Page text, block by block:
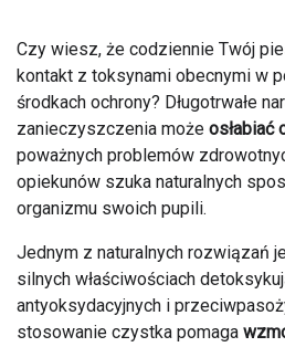
Czy wiesz, że codziennie Twój
kontakt z toksynami obecnymi w
środkach ochrony? Długotrwałe
zanieczyszczenia może osłabiać
poważnych problemów
opiekunów szuka naturalnych
organizmu swoich pupili.
Jednym z naturalnych rozwiązań
silnych właściwościach
antyoksydacyjnych i
stosowanie czystka pomaga